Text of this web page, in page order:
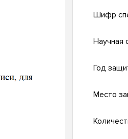
Шифр
Научная
Год
Место